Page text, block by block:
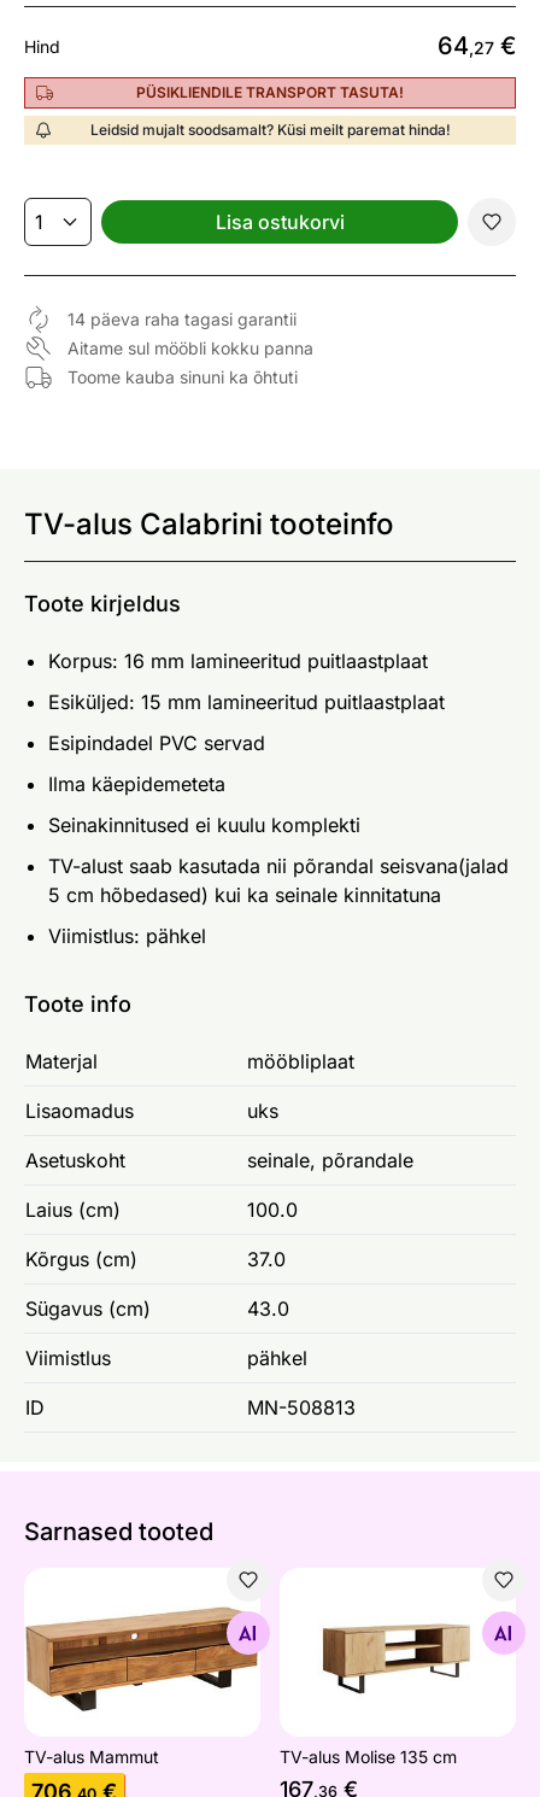
Hind 64,27 €
PÜSIKLIENDILE TRANSPORT TASUTA!
Leidsid mujalt soodsamalt? Küsi meilt paremat hinda!
Lisa ostukorvi
14 päeva raha tagasi garantii
Aitame sul mööbli kokku panna
Toome kauba sinuni ka õhtuti
TV-alus Calabrini tooteinfo
Toote kirjeldus
Korpus: 16 mm lamineeritud puitlaastplaat
Esiküljed: 15 mm lamineeritud puitlaastplaat
Esipindadel PVC servad
Ilma käepidemeteta
Seinakinnitused ei kuulu komplekti
TV-alust saab kasutada nii põrandal seisvana(jalad
5 cm hõbedased) kui ka seinale kinnitatuna
Viimistlus: pähkel
Toote info
Materjal mööbliplaat
Lisaomadus uks
Asetuskoht seinale, põrandale
Laius (cm) 100.0
Kõrgus (cm) 37.0
Sügavus (cm) 43.0
Viimistlus pähkel
ID MN-508813
Sarnased tooted
Otsi sarnaseid
TV-alus Mammut
706 €
Otsi sarnaseid
TV-alus Molise 135 cm
167,36 €